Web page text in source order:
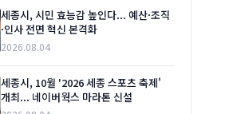
세종시, 시민 효능감 높인다... 예산·조직
·인사 전면 혁신 본격화
2026.08.04
세종시, 10월 '2026 세종 스포츠 축제'
개최... 네이버웍스 마라톤 신설